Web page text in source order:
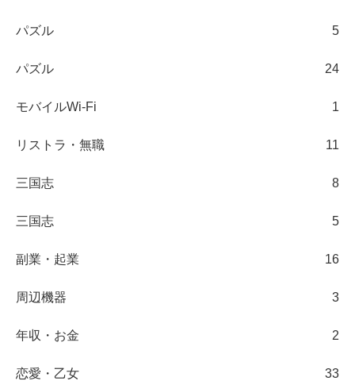
パズル 5
パズル 24
モバイルWi-Fi 1
リストラ・無職 11
三国志 8
三国志 5
副業・起業 16
周辺機器 3
年収・お金 2
恋愛・乙女 33